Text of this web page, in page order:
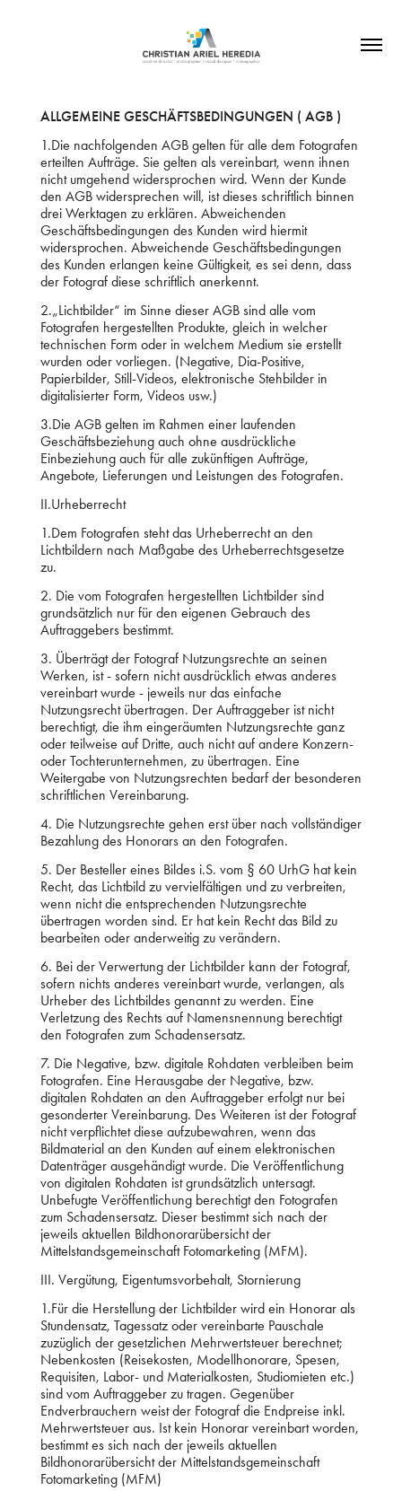
ALLGEMEINE GESCHÄFTSBEDINGUNGEN ( AGB )
1.Die nachfolgenden AGB gelten für alle dem Fotografen
erteilten Aufträge. Sie gelten als vereinbart, wenn ihnen
nicht umgehend widersprochen wird. Wenn der Kunde
den AGB widersprechen will, ist dieses schriftlich binnen
drei Werktagen zu erklären. Abweichenden
Geschäftsbedingungen des Kunden wird hiermit
widersprochen. Abweichende Geschäftsbedingungen
des Kunden erlangen keine Gültigkeit, es sei denn, dass
der Fotograf diese schriftlich anerkennt.
2.„Lichtbilder“ im Sinne dieser AGB sind alle vom
Fotografen hergestellten Produkte, gleich in welcher
technischen Form oder in welchem Medium sie erstellt
wurden oder vorliegen. (Negative, Dia-Positive,
Papierbilder, Still-Videos, elektronische Stehbilder in
digitalisierter Form, Videos usw.)
3.Die AGB gelten im Rahmen einer laufenden
Geschäftsbeziehung auch ohne ausdrückliche
Einbeziehung auch für alle zukünftigen Aufträge,
Angebote, Lieferungen und Leistungen des Fotografen.
II.Urheberrecht
1.Dem Fotografen steht das Urheberrecht an den
Lichtbildern nach Maßgabe des Urheberrechtsgesetze
zu.
2. Die vom Fotografen hergestellten Lichtbilder sind
grundsätzlich nur für den eigenen Gebrauch des
Auftraggebers bestimmt.
3. Überträgt der Fotograf Nutzungsrechte an seinen
Werken, ist - sofern nicht ausdrücklich etwas anderes
vereinbart wurde - jeweils nur das einfache
Nutzungsrecht übertragen. Der Auftraggeber ist nicht
berechtigt, die ihm eingeräumten Nutzungsrechte ganz
oder teilweise auf Dritte, auch nicht auf andere Konzern-
oder Tochterunternehmen, zu übertragen. Eine
Weitergabe von Nutzungsrechten bedarf der besonderen
schriftlichen Vereinbarung.
4. Die Nutzungsrechte gehen erst über nach vollständiger
Bezahlung des Honorars an den Fotografen.
5. Der Besteller eines Bildes i.S. vom § 60 UrhG hat kein
Recht, das Lichtbild zu vervielfältigen und zu verbreiten,
wenn nicht die entsprechenden Nutzungsrechte
übertragen worden sind. Er hat kein Recht das Bild zu
bearbeiten oder anderweitig zu verändern.
6. Bei der Verwertung der Lichtbilder kann der Fotograf,
sofern nichts anderes vereinbart wurde, verlangen, als
Urheber des Lichtbildes genannt zu werden. Eine
Verletzung des Rechts auf Namensnennung berechtigt
den Fotografen zum Schadensersatz.
7. Die Negative, bzw. digitale Rohdaten verbleiben beim
Fotografen. Eine Herausgabe der Negative, bzw.
digitalen Rohdaten an den Auftraggeber erfolgt nur bei
gesonderter Vereinbarung. Des Weiteren ist der Fotograf
nicht verpflichtet diese aufzubewahren, wenn das
Bildmaterial an den Kunden auf einem elektronischen
Datenträger ausgehändigt wurde. Die Veröffentlichung
von digitalen Rohdaten ist grundsätzlich untersagt.
Unbefugte Veröffentlichung berechtigt den Fotografen
zum Schadensersatz. Dieser bestimmt sich nach der
jeweils aktuellen Bildhonorarübersicht der
Mittelstandsgemeinschaft Fotomarketing (MFM).
III. Vergütung, Eigentumsvorbehalt, Stornierung
1.Für die Herstellung der Lichtbilder wird ein Honorar als
Stundensatz, Tagessatz oder vereinbarte Pauschale
zuzüglich der gesetzlichen Mehrwertsteuer berechnet;
Nebenkosten (Reisekosten, Modellhonorare, Spesen,
Requisiten, Labor- und Materialkosten, Studiomieten etc.)
sind vom Auftraggeber zu tragen. Gegenüber
Endverbrauchern weist der Fotograf die Endpreise inkl.
Mehrwertsteuer aus. Ist kein Honorar vereinbart worden,
bestimmt es sich nach der jeweils aktuellen
Bildhonorarübersicht der Mittelstandsgemeinschaft
Fotomarketing (MFM)